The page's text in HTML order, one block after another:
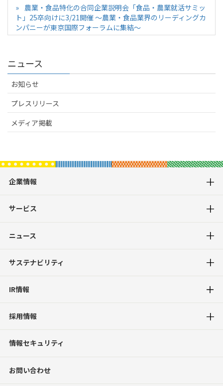
農業・食品特化の合同企業説明会「食品・農業就活サミッ
ト」25卒向けに3/21開催 〜農業・食品業界のリーディングカ
ンパニーが東京国際フォーラムに集結〜
ニュース
お知らせ
プレスリリース
メディア掲載
企業情報
サービス
ニュース
サステナビリティ
IR情報
採用情報
情報セキュリティ
お問い合わせ